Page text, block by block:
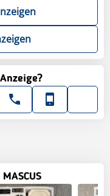
MASCUS